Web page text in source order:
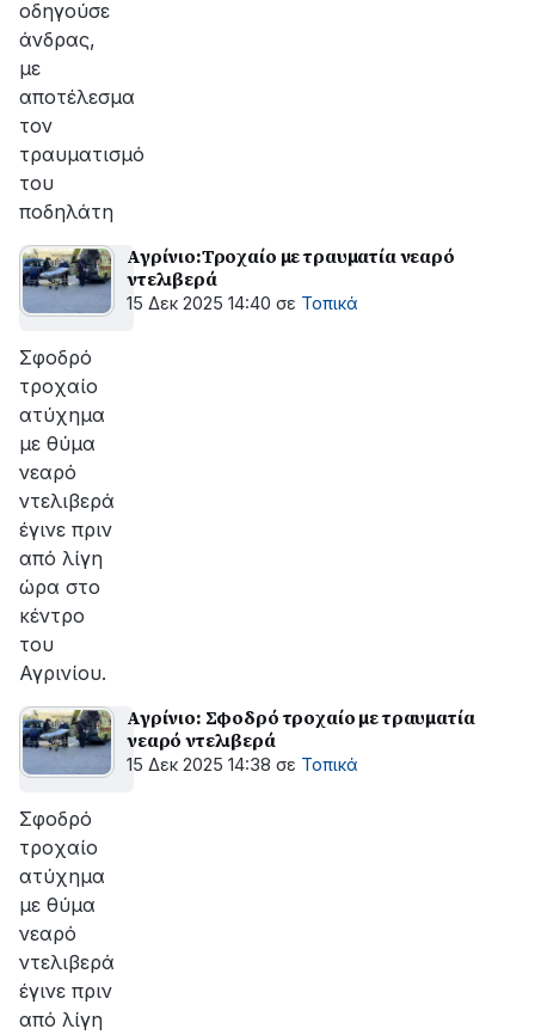
οδηγούσε
άνδρας,
με
αποτέλεσμα
τον
τραυματισμό
του
ποδηλάτη
Αγρίνιο:Τροχαίο με τραυματία νεαρό
ντελιβερά
15 Δεκ 2025 14:40 σε Τοπικά
Σφοδρό
τροχαίο
ατύχημα
με θύμα
νεαρό
ντελιβερά
έγινε πριν
από λίγη
ώρα στο
κέντρο
του
Αγρινίου.
Αγρίνιο: Σφοδρό τροχαίο με τραυματία
νεαρό ντελιβερά
15 Δεκ 2025 14:38 σε Τοπικά
Σφοδρό
τροχαίο
ατύχημα
με θύμα
νεαρό
ντελιβερά
έγινε πριν
από λίγη